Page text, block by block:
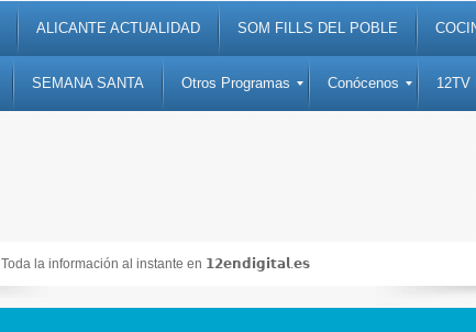
ALICANTE ACTUALIDAD SOM FILLS DEL POBLE
SEMANA SANTA Otros Programas Conócenos 12TV
Toda la información al instante en 𝟭𝟮𝗲𝗻𝗱𝗶𝗴𝗶𝘁𝗮𝗹.𝗲𝘀